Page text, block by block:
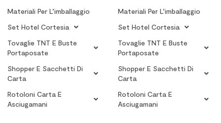
Materiali Per L’imballaggio
Set Hotel Cortesia
Tovaglie TNT E Buste
Portaposate
Shopper E Sacchetti Di
Carta
Rotoloni Carta E
Asciugamani
Materiali Per L’imballaggio
Set Hotel Cortesia
Tovaglie TNT E Buste
Portaposate
Shopper E Sacchetti Di
Carta
Rotoloni Carta E
Asciugamani